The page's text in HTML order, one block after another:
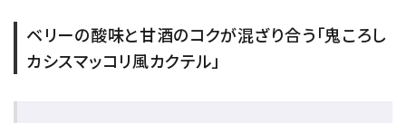
キーワードから探す
ベリーの酸味と甘酒のコクが混ざり合う「鬼ころし
カシスマッコリ風カクテル」